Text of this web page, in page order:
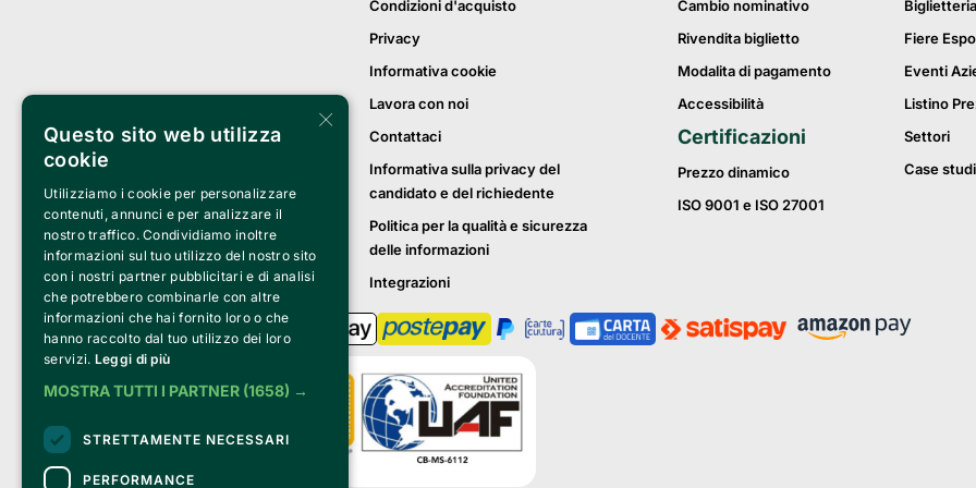
Condizioni d'acquisto
Privacy
Informativa cookie
Lavora con noi
Contattaci
Informativa sulla privacy del
candidato e del richiedente
Politica per la qualità e sicurezza
delle informazioni
Integrazioni
Cambio nominativo
Rivendita biglietto
Modalita di pagamento
Accessibilità
Certificazioni
Prezzo dinamico
ISO 9001 e ISO 27001
Biglietteria
Fiere
Eventi
Listino
Settori
Case
×
Questo sito web utilizza
cookie
Utilizziamo i cookie per personalizzare
contenuti, annunci e per analizzare il
nostro traffico. Condividiamo inoltre
informazioni sul tuo utilizzo del nostro sito
con i nostri partner pubblicitari e di analisi
che potrebbero combinarle con altre
informazioni che hai fornito loro o che
hanno raccolto dal tuo utilizzo dei loro
servizi. Leggi di più
MOSTRA TUTTI I PARTNER (1658) →
STRETTAMENTE NECESSARI
PERFORMANCE